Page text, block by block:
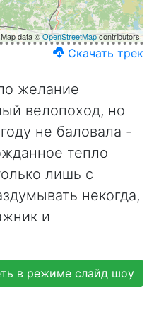
data ©OpenStreetMapcontributors
Скачать трек
желание
велопоход, но
не баловала -
тепло
лишь с
некогда,
и
в режиме слайд шоу